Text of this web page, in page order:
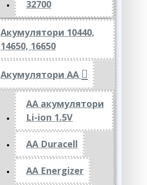
32700
Акумулятори 10440,
14650, 16650
Акумулятори АА
AA акумулятори
Li-ion 1.5V
AA Duracell
AA Energizer